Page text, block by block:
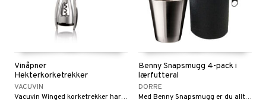
Vinåpner
Hekterkorketrekker
VACUVIN
Vacuvin Winged korketrekker har robuste vinger som gjør det lettere å åpne en flaske vin.
Benny Snapsmugg 4-pack i
lærfutteral
DORRE
Med Benny Snapsmugg er du alltid klar for fest.